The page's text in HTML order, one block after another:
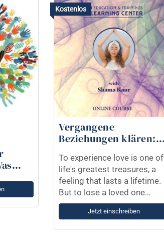
Kostenlos
Vergangene
Beziehungen klären:
heilen
To experience love is one of
life's greatest treasures, a
feeling that lasts a lifetime.
But to lose a loved one
through separation brings
pain of the same magnitude
of that love. The experience
Jetzt einschreiben